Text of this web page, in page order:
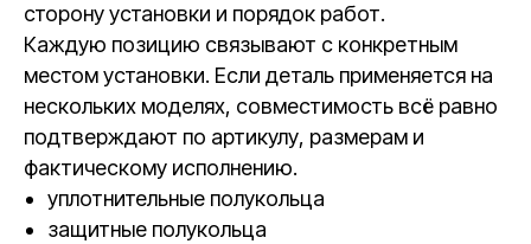
сторону установки и порядок работ.
Каждую позицию связывают с конкретным
местом установки. Если деталь применяется на
нескольких моделях, совместимость всё равно
подтверждают по артикулу, размерам и
фактическому исполнению.
уплотнительные полукольца
защитные полукольца